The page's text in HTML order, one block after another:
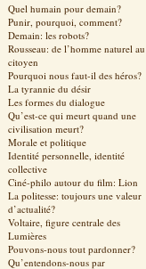
Quel humain pour demain?
Punir, pourquoi, comment?
Demain: les robots?
Rousseau: de l’homme naturel au
citoyen
Pourquoi nous faut-il des héros?
La tyrannie du désir
Les formes du dialogue
Qu’est-ce qui meurt quand une
civilisation meurt?
Morale et politique
Identité personnelle, identité
collective
Ciné-philo autour du film: Lion
La politesse: toujours une valeur
d’actualité?
Voltaire, figure centrale des
Lumières
Pouvons-nous tout pardonner?
Qu’entendons-nous par